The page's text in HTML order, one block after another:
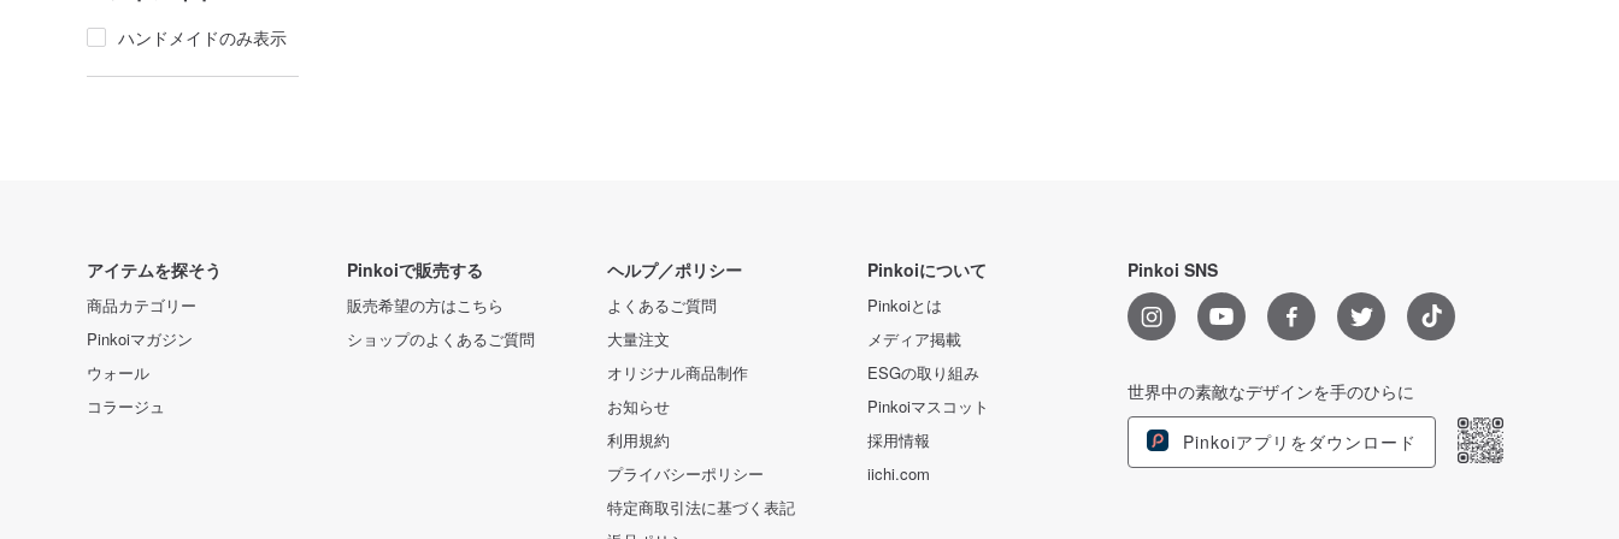
ハンドメイドのみ表示
アイテムを探そう
商品カテゴリー
Pinkoiマガジン
ウォール
コラージュ
Pinkoiで販売する
販売希望の方はこちら
ショップのよくあるご質問
ヘルプ／ポリシー
よくあるご質問
大量注文
オリジナル商品制作
お知らせ
利用規約
プライバシーポリシー
特定商取引法に基づく表記
Pinkoiについて
Pinkoiとは
メディア掲載
ESGの取り組み
Pinkoiマスコット
採用情報
iichi.com
Pinkoi SNS
世界中の素敵なデザインを手のひらに
Pinkoiアプリをダウンロード